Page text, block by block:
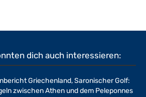
dich auch interessieren:
Griechenland, Saronischer Golf:
zwischen Athen und dem Peleponnes